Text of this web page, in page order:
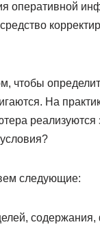
оперативной
чтобы
На
следующие: